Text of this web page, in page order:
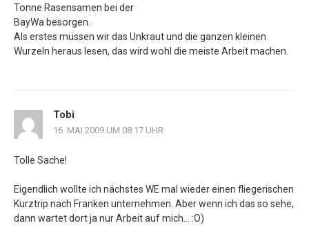
Tonne Rasensamen bei der
BayWa besorgen.
Als erstes müssen wir das Unkraut und die ganzen kleinen
Wurzeln heraus lesen, das wird wohl die meiste Arbeit machen.
Tobi
16. MAI 2009 UM 08:17 UHR
Tolle Sache!
Eigendlich wollte ich nächstes WE mal wieder einen fliegerischen
Kurztrip nach Franken unternehmen. Aber wenn ich das so sehe,
dann wartet dort ja nur Arbeit auf mich… :O)